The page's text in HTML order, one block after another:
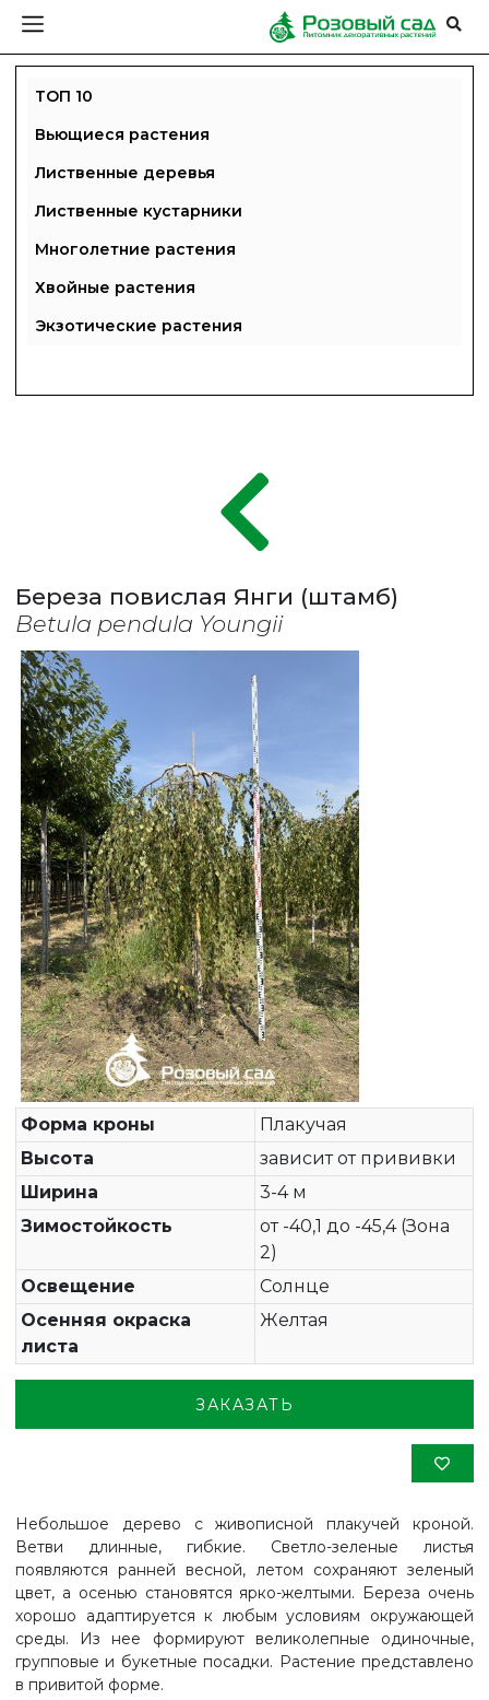
ТОП 10
Вьющиеся растения
Лиственные деревья
Лиственные кустарники
Многолетние растения
Хвойные растения
Экзотические растения
Береза повислая Янги (штамб)
Betula pendula Youngii
Форма кроны
Плакучая
Высота
зависит от прививки
Ширина
3-4 м
Зимостойкость
от -40,1 до -45,4 (Зона
2)
Освещение
Солнце
Осенняя окраска
листа
Желтая
ЗАКАЗАТЬ
Небольшое дерево с живописной плакучей кроной.
Ветви длинные, гибкие. Светло-зеленые листья
появляются ранней весной, летом сохраняют зеленый
цвет, а осенью становятся ярко-желтыми. Береза очень
хорошо адаптируется к любым условиям окружающей
среды. Из нее формируют великолепные одиночные,
групповые и букетные посадки. Растение представлено
в привитой форме.